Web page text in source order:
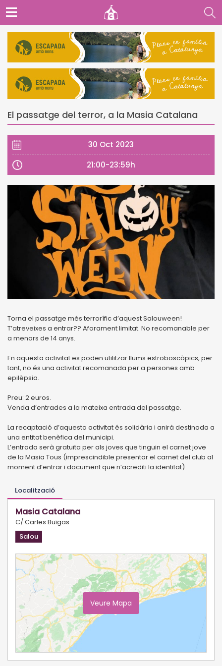
El passatge del terror, a la Masia Catalana
30 Oct 2023
21:00-23:59h
Torna el passatge més terrorífic d’aquest Salouween!
T’atreveixes a entrar?? Aforament limitat. No recomanable per
a menors de 14 anys.
En aquesta activitat es poden utilitzar llums estroboscòpics, per
tant, no és una activitat recomanada per a persones amb
epilèpsia.
Preu: 2 euros.
Venda d’entrades a la mateixa entrada del passatge.
La recaptació d’aquesta activitat és solidària i anirà destinada a
una entitat benèfica del municipi.
L’entrada serà gratuïta per als joves que tinguin el carnet jove
de la Masia Tous (imprescindible presentar el carnet del club al
moment d’entrar i document que n’acrediti la identitat)
Localització
Masia Catalana
C/ Carles Buïgas
Salou
Veure Mapa